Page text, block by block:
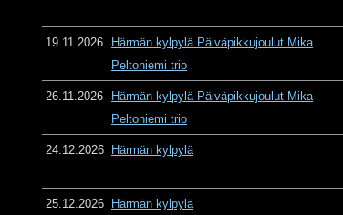
19.11.2026
Härmän kylpylä Päiväpikkujoulut Mika
Peltoniemi trio
26.11.2026
Härmän kylpylä Päiväpikkujoulut Mika
Peltoniemi trio
24.12.2026 Härmän kylpylä
25.12.2026 Härmän kylpylä